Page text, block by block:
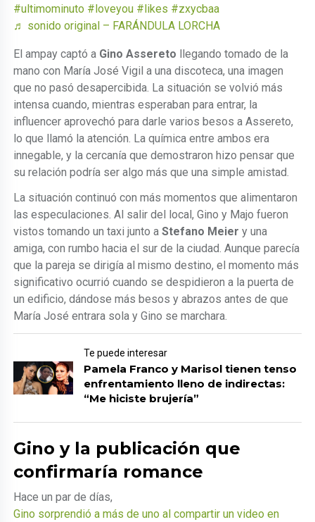
#ultimominuto #loveyou #likes #zxycbaa
♬ sonido original – FARÁNDULA LORCHA
El ampay captó a Gino Assereto llegando tomado de la
mano con María José Vigil a una discoteca, una imagen
que no pasó desapercibida. La situación se volvió más
intensa cuando, mientras esperaban para entrar, la
influencer aprovechó para darle varios besos a Assereto,
lo que llamó la atención. La química entre ambos era
innegable, y la cercanía que demostraron hizo pensar que
su relación podría ser algo más que una simple amistad.
La situación continuó con más momentos que alimentaron
las especulaciones. Al salir del local, Gino y Majo fueron
vistos tomando un taxi junto aStefano Meier y una
amiga, con rumbo hacia el sur de la ciudad. Aunque parecía
que la pareja se dirigía al mismo destino, el momento más
significativo ocurrió cuando se despidieron a la puerta de
un edificio, dándose más besos y abrazos antes de que
María José entrara sola y Gino se marchara.
Te puede interesar
Pamela Franco y Marisol tienen tenso
enfrentamiento lleno de indirectas:
“Me hiciste brujería”
Gino y la publicación que
confirmaría romance
Hace un par de días,
Gino sorprendió a más de uno al compartir un video en